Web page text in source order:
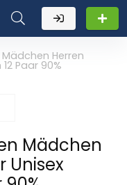
Herren
Paar 90%
Mädchen
Unisex